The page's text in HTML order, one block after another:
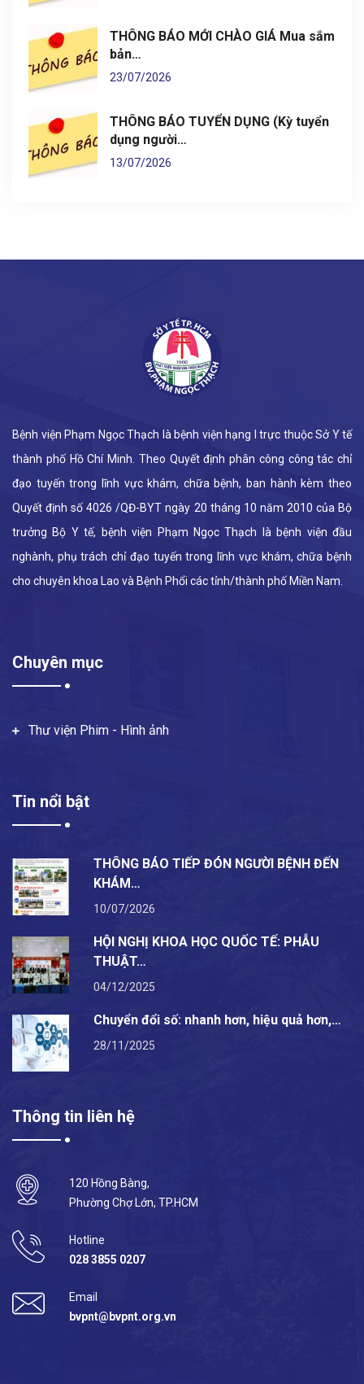
THÔNG BÁO MỚI CHÀO GIÁ Mua sắm
bản…
23/07/2026
THÔNG BÁO TUYỂN DỤNG (Kỳ tuyển
dụng người…
13/07/2026
Bệnh viện Phạm Ngọc Thạch là bệnh viện hạng I trực thuộc Sở Y tế
thành phố Hồ Chí Minh. Theo Quyết định phân công công tác chỉ
đạo tuyến trong lĩnh vực khám, chữa bệnh, ban hành kèm theo
Quyết định số 4026 /QĐ-BYT ngày 20 tháng 10 năm 2010 của Bộ
trưởng Bộ Y tế, bệnh viện Phạm Ngọc Thạch là bệnh viện đầu
nghành, phụ trách chỉ đạo tuyến trong lĩnh vực khám, chữa bệnh
cho chuyên khoa Lao và Bệnh Phổi các tỉnh/thành phố Miền Nam.
Chuyên mục
Thư viện Phim - Hình ảnh
Tin nổi bật
THÔNG BÁO TIẾP ĐÓN NGƯỜI BỆNH ĐẾN
KHÁM…
10/07/2026
HỘI NGHỊ KHOA HỌC QUỐC TẾ: PHẪU
THUẬT…
04/12/2025
Chuyển đổi số: nhanh hơn, hiệu quả hơn,…
28/11/2025
Thông tin liên hệ
120 Hồng Bàng,
Phường Chợ Lớn, TP.HCM
Hotline
028 3855 0207
Email
bvpnt@bvpnt.org.vn